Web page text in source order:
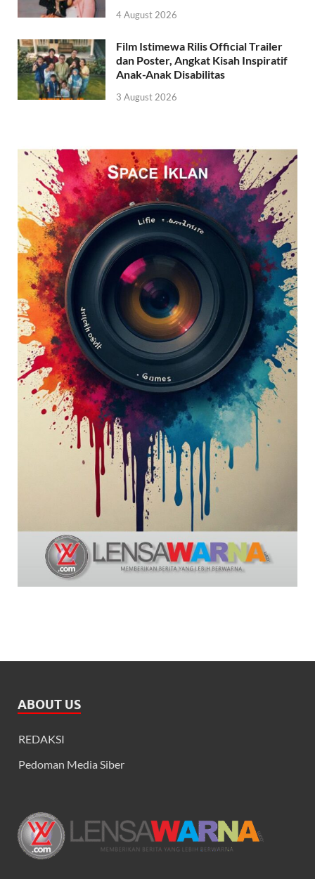
4 August 2026
Film Istimewa Rilis Official Trailer
dan Poster, Angkat Kisah Inspiratif
Anak-Anak Disabilitas
3 August 2026
ABOUT US
REDAKSI
Pedoman Media Siber